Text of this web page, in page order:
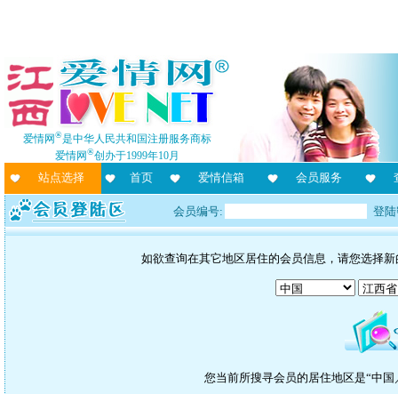
爱情网®是中华人民共和国注册服务商标
爱情网®创办于1999年10月
站点选择 首页 爱情信箱 会员服务
会员编号: 登
如欲查询在其它地区居住的会员信息，请您选择
您当前所搜寻会员的居住地区是“中